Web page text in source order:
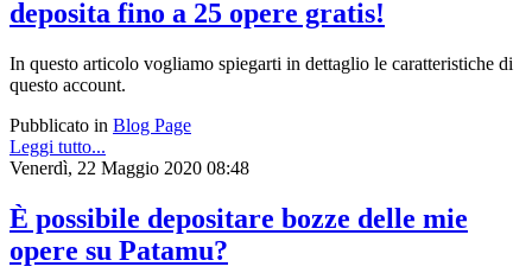
deposita fino a 25 opere gratis!
In questo articolo vogliamo spiegarti in dettaglio le caratteristiche di
questo account.
Pubblicato in Blog Page
Leggi tutto...
Venerdì, 22 Maggio 2020 08:48
È possibile depositare bozze delle mie
opere su Patamu?